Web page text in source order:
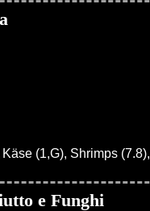
(1,G), Shrimps (7.8),
e Funghi